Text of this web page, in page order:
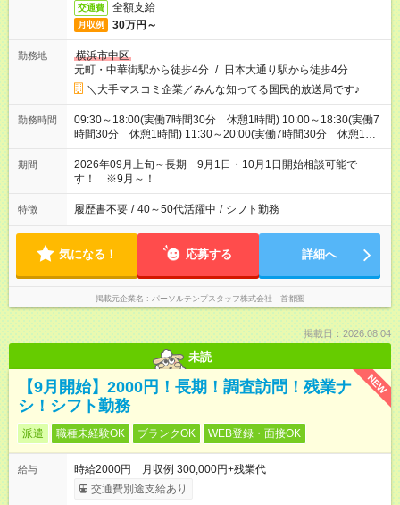
交通費 全額支給
月収例 30万円～
勤務地
横浜市中区
元町・中華街駅から徒歩4分 / 日本大通り駅から徒歩4分
＼大手マスコミ企業／みんな知ってる国民的放送局です♪
勤務時間
09:30～18:00(実働7時間30分 休憩1時間) 10:00～18:30(実働7
時間30分 休憩1時間) 11:30～20:00(実働7時間30分 休憩1時
間) ※ほとんどが9：30～18：00！このシフトのみの勤務も可能
です！
期間
2026年09月上旬～長期 9月1日・10月1日開始相談可能で
す！ ※9月～！
特徴 履歴書不要 / 40～50代活躍中 / シフト勤務
気になる！ 応募する 詳細へ
掲載元企業名 パーソルテンプスタッフ株式会社 首都圏
掲載日：2026.08.04
未読
NEW
【9月開始】2000円！長期！調査訪問！残業ナ
シ！シフト勤務
派遣 職種未経験OK ブランクOK WEB登録・面接OK
給与
時給2000円 月収例 300,000円+残業代
交通費別途支給あり